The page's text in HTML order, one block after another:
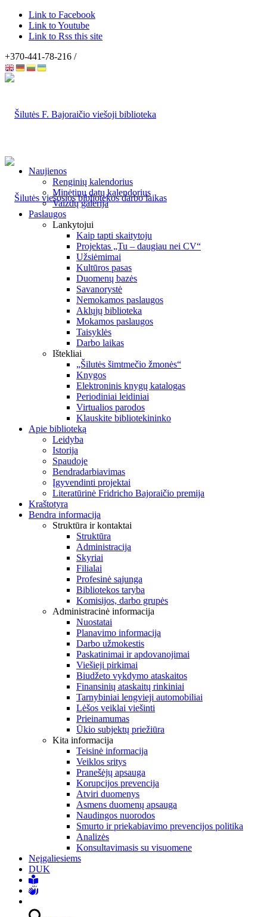
Link to Facebook
Link to Youtube
Link to Rss this site
+370-441-78-216 /
Naujienos
Renginių kalendorius
Minėtinų datų kalendorius
Vaizdų galerija
Paslaugos
Lankytojui
Kaip tapti skaitytoju
Projektas „Tu – daugiau nei CV“
Užsiėmimai
Kultūros pasas
Duomenų bazės
Savanorystė
Nemokamos paslaugos
Aklųjų biblioteka
Mokamos paslaugos
Taisyklės
Darbo laikas
Ištekliai
„Šilutės šimtmečio žmonės“
Knygos
Elektroninis knygų katalogas
Periodiniai leidiniai
Virtualios parodos
Klauskite bibliotekininko
Apie biblioteką
Leidyba
Istorija
Spaudoje
Bendradarbiavimas
Įgyvendinti projektai
Literatūrinė Fridricho Bajoraičio premija
Kraštotyra
Bendra informacija
Struktūra ir kontaktai
Struktūra
Administracija
Skyriai
Filialai
Profesinė sąjunga
Bibliotekos taryba
Komisijos, darbo grupės
Administracinė informacija
Nuostatai
Planavimo informacija
Darbo užmokestis
Paskatinimai ir apdovanojimai
Viešieji pirkimai
Biudžeto vykdymo ataskaitos
Finansinių ataskaitų rinkiniai
Tarnybiniai lengvieji automobiliai
Lėšos veiklai viešinti
Prieinamumas
Ūkio subjektų priežiūra
Kita informacija
Teisinė informacija
Veiklos sritys
Pranešėjų apsauga
Korupcijos prevencija
Atviri duomenys
Asmens duomenų apsauga
Naudingos nuorodos
Smurto ir priekabiavimo prevencijos politika
Analizės
Konsultavimasis su visuomene
Neįgaliesiems
DUK